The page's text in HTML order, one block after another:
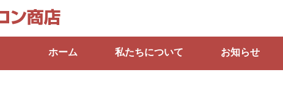
ホーム 私たちについて お知らせ